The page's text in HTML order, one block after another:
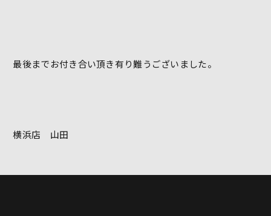
最後までお付き合い頂き有り難うございました。
横浜店 山田